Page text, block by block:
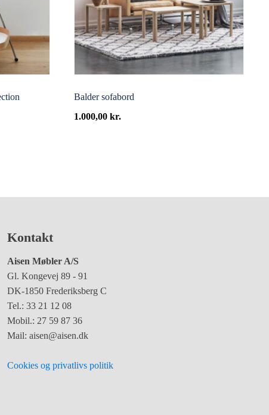
Balder sofabord
1.000,00 kr.
Kontakt
Aisen Møbler A/S
Gl. Kongevej 89 - 91
DK-1850 Frederiksberg C
Tel.: 33 21 12 08
Mobil.: 27 59 87 36
Mail: aisen@aisen.dk
Cookies og privatlivs politik